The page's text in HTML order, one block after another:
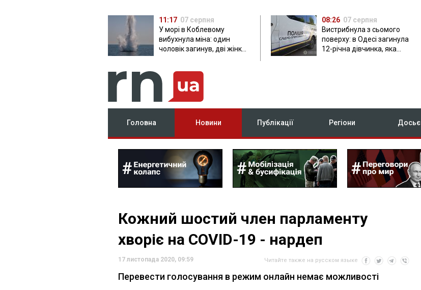
11:17 07 серпня
У морі в Коблевому
вибухнула міна: один
чоловік загинув, дві жінки
08:26 07 серпня
Вистрибнула з сьомого
поверху: в Одесі загинула
12-річна дівчинка, яка
Головна Новини Публікації Регіони Досьє
Кожний шостий член парламенту
хворіє на COVID-19 - нардеп
17 листопада 2020, 09:59 Читайте также на русском языке
Перевести голосування в режим онлайн немає можливості